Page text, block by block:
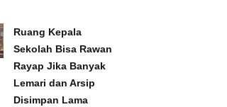
Ruang Kepala
Sekolah Bisa Rawan
Rayap Jika Banyak
Lemari dan Arsip
Disimpan Lama